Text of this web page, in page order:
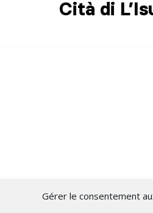
Gérer le consentement
Cità di